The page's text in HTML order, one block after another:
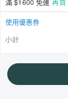
使用優惠券
小計